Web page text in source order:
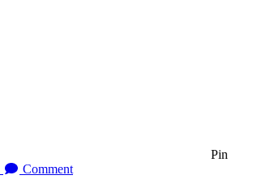
Pin
Comment